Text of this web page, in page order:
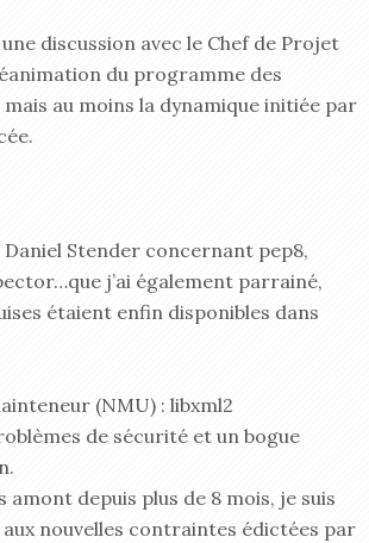
discussion avec le Chef de Projet
du programme des
au moins la dynamique initiée par
Stender concernant pep8,
j’ai également parrainé,
étaient enfin disponibles dans
(NMU) : libxml2
de sécurité et un bogue
amont depuis plus de 8 mois, je suis
nouvelles contraintes édictées par